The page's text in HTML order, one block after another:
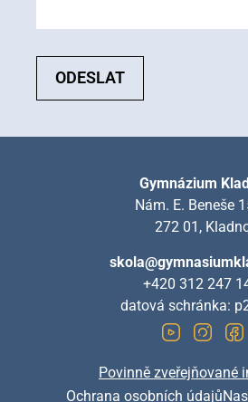
ODESLAT
Gymnázium
Nám. E. Beneše
272 01,
+420 312 247
datová schránka:
Povinně zveřejňované
Ochrana osobních údajů